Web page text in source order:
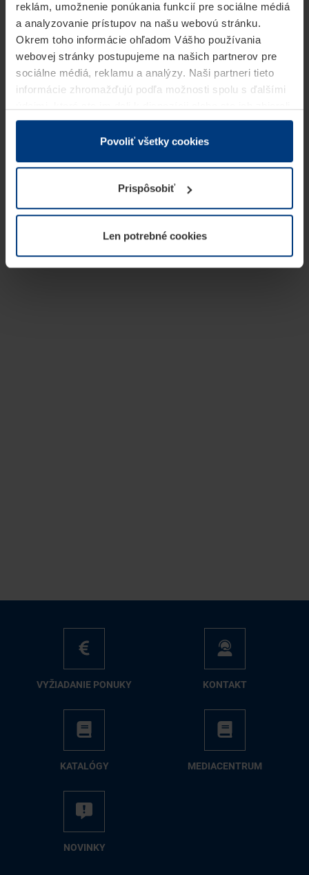
reklám, umožnenie ponúkania funkcií pre sociálne médiá
a analyzovanie prístupov na našu webovú stránku.
Okrem toho informácie ohľadom Vášho používania
webovej stránky postupujeme na našich partnerov pre
sociálne médiá, reklamu a analýzy. Naši partneri tieto
informácie zhromažďujú podľa možnosti spolu s ďalšími
v rámci Vášho využívania služieb.
Z právneho hľadiska môžeme cookies ukladať na Vašom
prevádzku tejto stránky. Pre všetky ostatné typy cookie
potrebujeme Vaše povolenie. Vaše povolenie môžete
kedykoľvek zmeniť alebo odvolať vo vysvetlení cookie
našej webovej stránky.
Povoliť všetky cookies
Prispôsobiť
Len potrebné cookies
VY­ŽIA­DA­NIE PO­NU­KY KON­TAKT
KA­TA­LÓ­GY ME­DIA­CEN­TRUM
NO­VIN­KY